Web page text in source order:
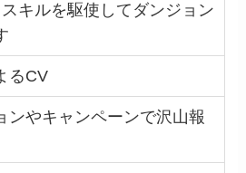
キルを駆使してダンジョン
るCV
ンやキャンペーンで沢山報